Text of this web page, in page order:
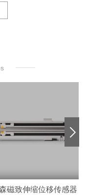
磁致伸缩位移传感器